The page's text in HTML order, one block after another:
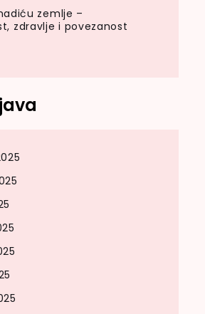
zemlje –
zdravlje i povezanost